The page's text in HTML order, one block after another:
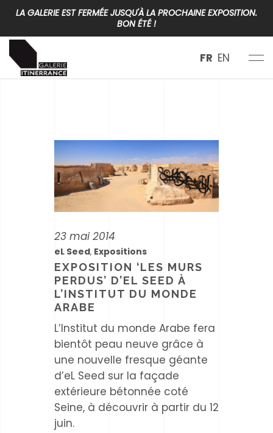
LA GALERIE EST FERMÉE JUSQU'À LA PROCHAINE EXPOSITION.
BON ÉTÉ !
FR EN
23 mai 2014
eL Seed, Expositions
EXPOSITION ‘LES MURS
PERDUS’ D’EL SEED À
L’INSTITUT DU MONDE
ARABE
L’Institut du monde Arabe fera
bientôt peau neuve grâce à
une nouvelle fresque géante
d’eL Seed sur la façade
extérieure bétonnée coté
Seine, à découvrir à partir du 12
juin.